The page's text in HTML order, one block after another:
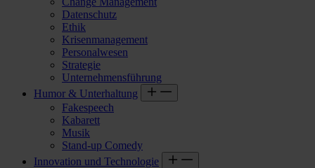
Datenschutz
Ethik
Krisenmanagement
Personalwesen
Strategie
Unternehmensführung
Humor & Unterhaltung
Fakespeech
Kabarett
Musik
Stand-up Comedy
Innovation und Technologie